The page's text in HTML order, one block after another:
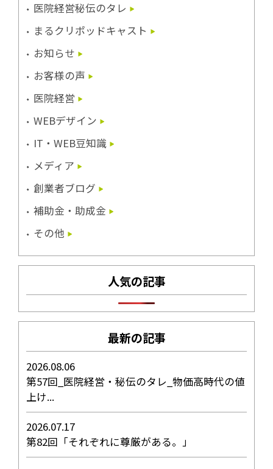
医院経営秘伝のタレ
まるクリポッドキャスト
お知らせ
お客様の声
医院経営
WEBデザイン
IT・WEB豆知識
メディア
創業者ブログ
補助金・助成金
その他
人気の記事
最新の記事
2026.08.06
第57回_医院経営・秘伝のタレ_物価高時代の値
上け...
2026.07.17
第82回「それぞれに尊厳がある。」